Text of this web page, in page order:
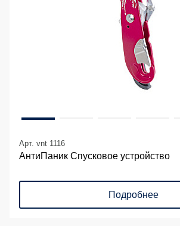
Арт. vnt 1116
АнтиПаник Спусковое устройство
Подробнее